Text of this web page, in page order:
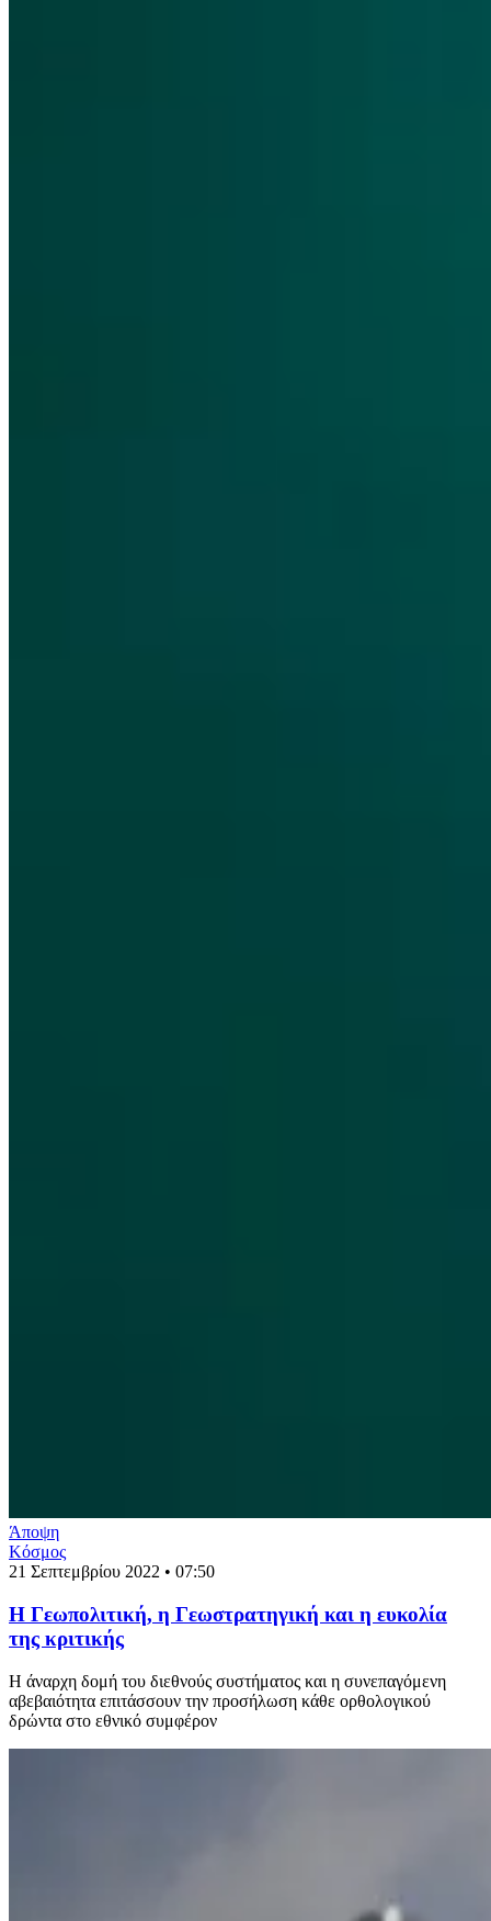
Άποψη
Κόσμος
21 Σεπτεμβρίου 2022 • 07:50
Η Γεωπολιτική, η Γεωστρατηγική και η ευκολία
της κριτικής
Η άναρχη δομή του διεθνούς συστήματος και η συνεπαγόμενη
αβεβαιότητα επιτάσσουν την προσήλωση κάθε ορθολογικού
δρώντα στο εθνικό συμφέρον